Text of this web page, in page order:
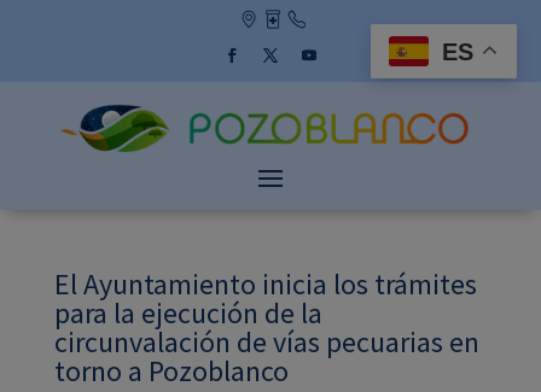
El Ayuntamiento inicia los trámites
para la ejecución de la
circunvalación de vías pecuarias en
torno a Pozoblanco
ES